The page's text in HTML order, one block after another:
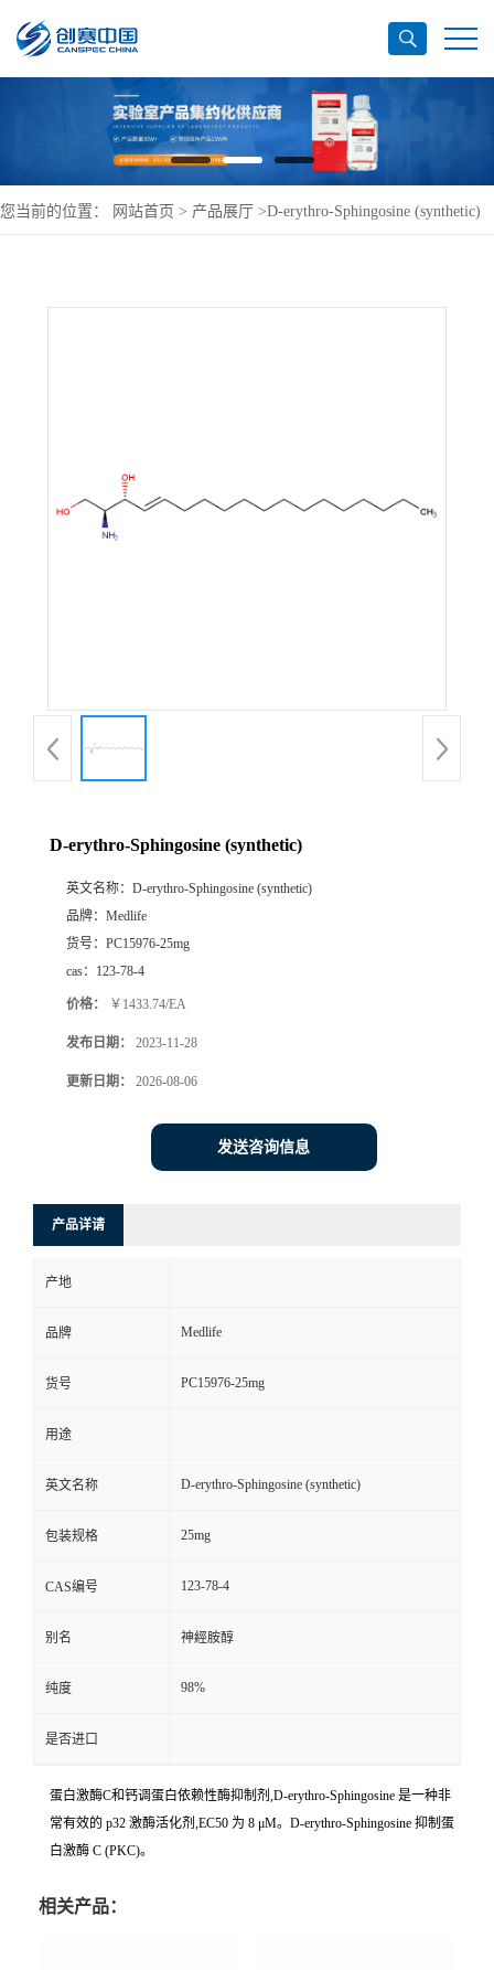
您当前的位置： 网站首页 > 产品展厅 >D-erythro-Sphingosine (synthetic)
D-erythro-Sphingosine (synthetic)
英文名称： D-erythro-Sphingosine (synthetic)
品牌： Medlife
货号： PC15976-25mg
cas： 123-78-4
价格： ￥1433.74/EA
发布日期： 2023-11-28
更新日期： 2026-08-06
发送咨询信息
产品详请
产地
品牌 Medlife
货号 PC15976-25mg
用途
英文名称 D-erythro-Sphingosine (synthetic)
包装规格 25mg
CAS编号 123-78-4
别名 神經胺醇
纯度 98%
是否进口
蛋白激酶C和钙调蛋白依赖性酶抑制剂,D-erythro-Sphingosine 是一种非
常有效的 p32 激酶活化剂,EC50 为 8 μM。D-erythro-Sphingosine 抑制蛋
白激酶 C (PKC)。
相关产品：